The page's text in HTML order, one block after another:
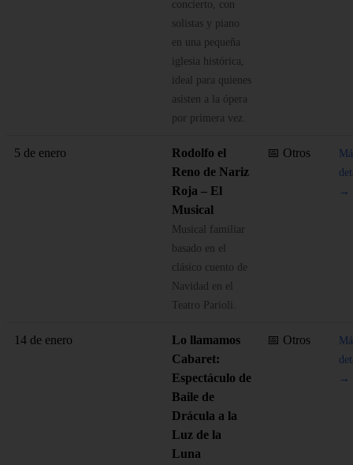
concierto, con
solistas y piano
en una pequeña
iglesia histórica,
ideal para quienes
asisten a la ópera
por primera vez.
5 de enero
Rodolfo el
Reno de Nariz
Roja – El
Musical
Musical familiar
basado en el
clásico cuento de
Navidad en el
Teatro Parioli.
📅 Otros
→
14 de enero
Lo llamamos
Cabaret:
Espectáculo de
Baile de
Drácula a la
Luz de la
Luna
📅 Otros
→